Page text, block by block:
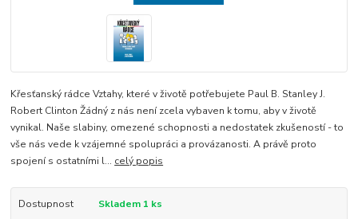
Křesťanský rádce Vztahy, které v životě potřebujete Paul B. Stanley J.
Robert Clinton Žádný z nás není zcela vybaven k tomu, aby v životě
vynikal. Naše slabiny, omezené schopnosti a nedostatek zkušeností - to
vše nás vede k vzájemné spolupráci a provázanosti. A právě proto
spojení s ostatními l... celý popis
Dostupnost Skladem 1 ks